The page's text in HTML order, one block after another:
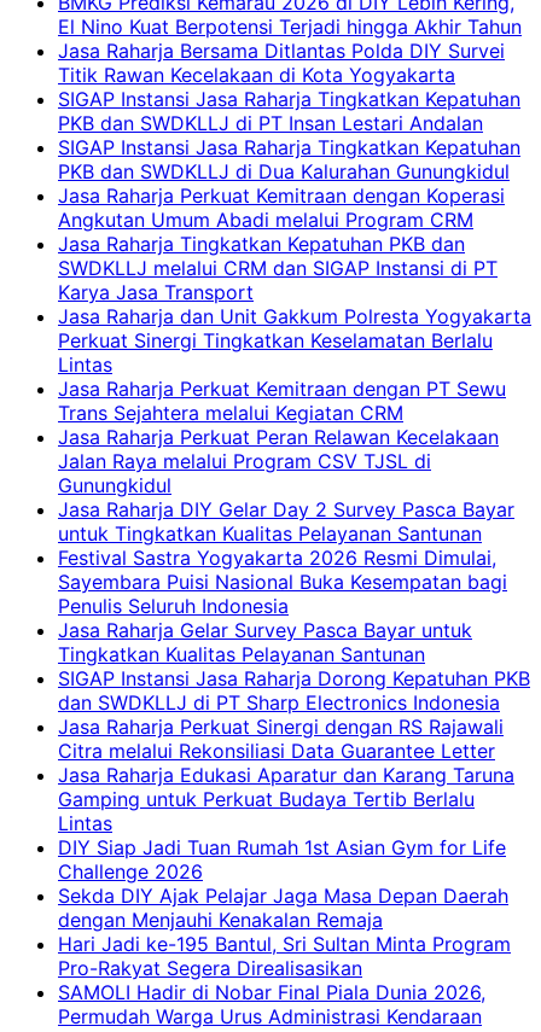
El Nino Kuat Berpotensi Terjadi hingga Akhir Tahun
Jasa Raharja Bersama Ditlantas Polda DIY Survei
Titik Rawan Kecelakaan di Kota Yogyakarta
SIGAP Instansi Jasa Raharja Tingkatkan Kepatuhan
PKB dan SWDKLLJ di PT Insan Lestari Andalan
SIGAP Instansi Jasa Raharja Tingkatkan Kepatuhan
PKB dan SWDKLLJ di Dua Kalurahan Gunungkidul
Jasa Raharja Perkuat Kemitraan dengan Koperasi
Angkutan Umum Abadi melalui Program CRM
Jasa Raharja Tingkatkan Kepatuhan PKB dan
SWDKLLJ melalui CRM dan SIGAP Instansi di PT
Karya Jasa Transport
Jasa Raharja dan Unit Gakkum Polresta Yogyakarta
Perkuat Sinergi Tingkatkan Keselamatan Berlalu
Lintas
Jasa Raharja Perkuat Kemitraan dengan PT Sewu
Trans Sejahtera melalui Kegiatan CRM
Jasa Raharja Perkuat Peran Relawan Kecelakaan
Jalan Raya melalui Program CSV TJSL di
Gunungkidul
Jasa Raharja DIY Gelar Day 2 Survey Pasca Bayar
untuk Tingkatkan Kualitas Pelayanan Santunan
Festival Sastra Yogyakarta 2026 Resmi Dimulai,
Sayembara Puisi Nasional Buka Kesempatan bagi
Penulis Seluruh Indonesia
Jasa Raharja Gelar Survey Pasca Bayar untuk
Tingkatkan Kualitas Pelayanan Santunan
SIGAP Instansi Jasa Raharja Dorong Kepatuhan PKB
dan SWDKLLJ di PT Sharp Electronics Indonesia
Jasa Raharja Perkuat Sinergi dengan RS Rajawali
Citra melalui Rekonsiliasi Data Guarantee Letter
Jasa Raharja Edukasi Aparatur dan Karang Taruna
Gamping untuk Perkuat Budaya Tertib Berlalu
Lintas
DIY Siap Jadi Tuan Rumah 1st Asian Gym for Life
Challenge 2026
Sekda DIY Ajak Pelajar Jaga Masa Depan Daerah
dengan Menjauhi Kenakalan Remaja
Hari Jadi ke-195 Bantul, Sri Sultan Minta Program
Pro-Rakyat Segera Direalisasikan
SAMOLI Hadir di Nobar Final Piala Dunia 2026,
Permudah Warga Urus Administrasi Kendaraan